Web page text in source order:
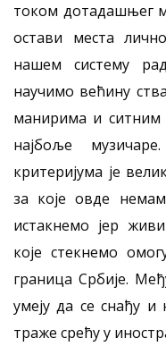
током дотадашњег
остави места
нашем систему
научимо већину
манирима и ситним
најбоље
критеријума је
за које овде
истакнемо јер
које стекнемо
граница Србије.
умеју да се снађу
траже срећу у